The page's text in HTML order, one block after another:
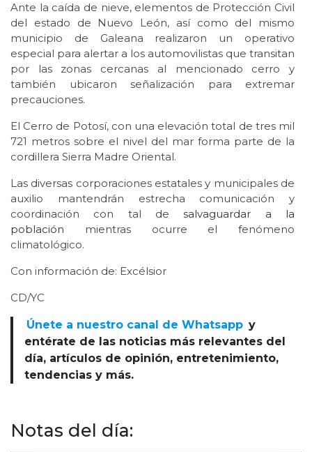
Ante la caída de nieve, elementos de Protección Civil
del estado de Nuevo León, así como del mismo
municipio de Galeana realizaron un operativo
especial para alertar a los automovilistas que transitan
por las zonas cercanas al mencionado cerro y
también ubicaron señalización para extremar
precauciones.
El Cerro de Potosí, con una elevación total de tres mil
721 metros sobre el nivel del mar forma parte de la
cordillera Sierra Madre Oriental.
Las diversas corporaciones estatales y municipales de
auxilio mantendrán estrecha comunicación y
coordinación con tal desalvaguardar a la
población mientras ocurre el fenómeno
climatológico.
Con información de: Excélsior
CD/YC
Únete a nuestro canal de Whatsapp y
entérate de las noticias más relevantes del
día, artículos de opinión, entretenimiento,
tendencias y más.
Notas del día: